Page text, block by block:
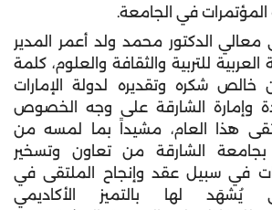
المؤتمرات في الجامعة.
معالي الدكتور محمد ولد أعمر المدير
للتربية والثقافة والعلوم، كلمة
شكره وتقديره لدولة الإمارات
وإمارة الشارقة على وجه الخصوص
هذا العام، مشيداً بما لمسه من
الشارقة من تعاون وتسخير
في سبيل عقد وإنجاح الملتقى في
يُشهَد لها بالتميز الأكاديمي